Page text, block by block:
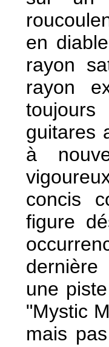
en
rayon
rayon
guitares
à
concis
figure
une
"Mystic
mais